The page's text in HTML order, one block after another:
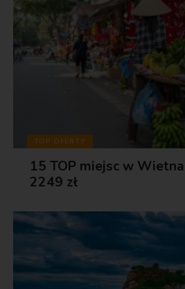
TOP OFERTY
15 TOP miejsc w
2249 zł